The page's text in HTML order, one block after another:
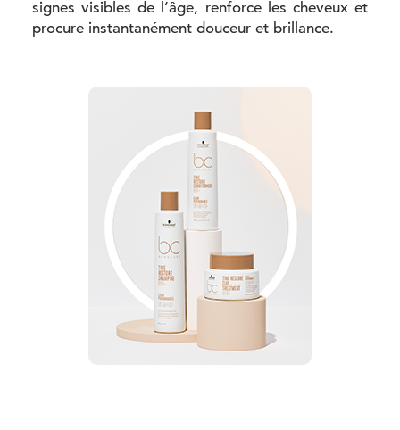
signes visibles de l’âge, renforce les cheveux et
procure instantanément douceur et brillance.